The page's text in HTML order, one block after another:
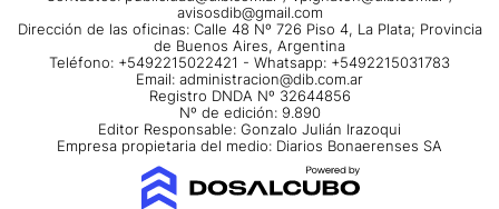
avisosdib@gmail.com
Dirección de las oficinas: Calle 48 Nº 726 Piso 4, La Plata; Provincia
de Buenos Aires, Argentina
Teléfono: +5492215022421 - Whatsapp: +5492215031783
Email: administracion@dib.com.ar
Registro DNDA Nº 32644856
Nº de edición: 9.890
Editor Responsable: Gonzalo Julián Irazoqui
Empresa propietaria del medio: Diarios Bonaerenses SA